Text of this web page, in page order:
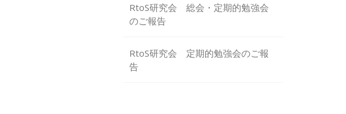
RtoS研究会 総会・定期的勉強会
のご報告
RtoS研究会 定期的勉強会のご報
告